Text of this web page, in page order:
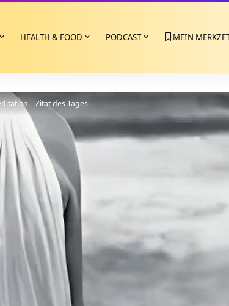
HEALTH & FOOD PODCAST MEIN
– Zitat des Tages